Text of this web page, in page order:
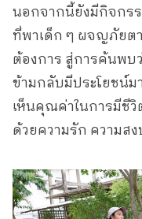
นอกจากนี้ยังมีกิจก
ที่พาเด็ก ๆ ผจญภัยต
ต้องการ สู่การค้นพบ
ข้ามกลับมีประโยชน์ม
เห็นคุณค่าในการมีชี
ด้วยความรัก ความสง